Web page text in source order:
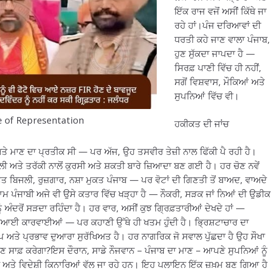
of Representation
ਇੱਕ ਰਾਜ ਵਜੋਂ ਅਸੀਂ ਕਿੱਥੇ ਜਾ
ਰਹੇ ਹਾਂ।ਪੰਜ ਦਰਿਆਵਾਂ ਦੀ
ਧਰਤੀ ਕਹੇ ਜਾਣ ਵਾਲਾ ਪੰਜਾਬ,
ਹੁਣ ਸੁੱਕਦਾ ਜਾਪਦਾ ਹੈ —
ਸਿਰਫ਼ ਪਾਣੀ ਵਿੱਚ ਹੀ ਨਹੀਂ,
ਸਗੋਂ ਵਿਸ਼ਵਾਸ, ਮੌਕਿਆਂ ਅਤੇ
ਸੁਪਨਿਆਂ ਵਿੱਚ ਵੀ।
ਹਕੀਕਤ ਦੀ ਜਾਂਚ
ਮਾਣ ਦਾ ਪ੍ਰਤੀਕ ਸੀ — ਪਰ ਅੱਜ, ਉਹ ਤਸਵੀਰ ਤੇਜ਼ੀ ਨਾਲ ਫਿੱਕੀ ਪੈ ਰਹੀ ਹੈ।
ਅਤੇ ਤਰੱਕੀ ਨਾਲੋਂ ਕੁਰਸੀ ਅਤੇ ਸ਼ਕਤੀ ਬਾਰੇ ਜ਼ਿਆਦਾ ਬਣ ਗਈ ਹੈ। ਹਰ ਚੋਣ ਨਵੇਂ
ਰੁਜ਼ਗਾਰ, ਨਸ਼ਾ ਮੁਕਤ ਪੰਜਾਬ — ਪਰ ਵੋਟਾਂ ਦੀ ਗਿਣਤੀ ਤੋਂ ਬਾਅਦ, ਵਾਅਦੇ
ਪੰਜਾਬੀ ਅਜੇ ਵੀ ਉਸੇ ਕਤਾਰ ਵਿੱਚ ਖੜ੍ਹਾ ਹੈ — ਨੌਕਰੀ, ਸੜਕ ਜਾਂ ਨਿਆਂ ਦੀ ਉਡੀਕ
ਅੰਦਰੋਂ ਸੜਦਾ ਰਹਿੰਦਾ ਹੈ। ਹਰ ਵਾਰ, ਅਸੀਂ ਕੁਝ ਗ੍ਰਿਫ਼ਤਾਰੀਆਂ ਦੇਖਦੇ ਹਾਂ —
ਕਾਰਵਾਈਆਂ — ਪਰ ਕਹਾਣੀ ਉੱਥੇ ਹੀ ਖਤਮ ਹੁੰਦੀ ਹੈ। ਭ੍ਰਿਸ਼ਟਾਚਾਰ ਦਾ
ਅਤੇ ਪ੍ਰਭਾਵ ਦੁਆਰਾ ਸੁਰੱਖਿਅਤ ਹੈ। ਹਰ ਨਾਗਰਿਕ ਜੋ ਸਵਾਲ ਪੁੱਛਦਾ ਹੈ ਉਹ ਸੌਖਾ
ਸਾਫ਼ ਕਰੇਗਾ?ਇਸ ਦੌਰਾਨ, ਸਾਡੇ ਨੌਜਵਾਨ – ਪੰਜਾਬ ਦਾ ਮਾਣ – ਆਪਣੇ ਸੁਪਨਿਆਂ ਨੂੰ
ਅਤੇ ਵਿਦੇਸ਼ੀ ਕਿਨਾਰਿਆਂ ਵੱਲ ਜਾ ਰਹੇ ਹਨ। ਇਹ ਪਲਾਇਨ ਇੱਕ ਜ਼ਖ਼ਮ ਬਣ ਗਿਆ ਹੈ